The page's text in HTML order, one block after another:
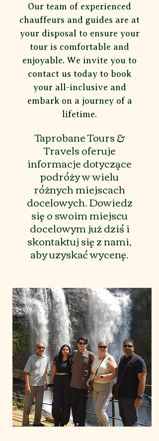
Our team of experienced
chauffeurs and guides are at
your disposal to ensure your
tour is comfortable and
enjoyable. We invite you to
contact us today to book
your all-inclusive and
embark on a journey of a
lifetime.
Taprobane Tours &
Travels oferuje
informacje dotyczące
podróży w wielu
różnych miejscach
docelowych. Dowiedz
się o swoim miejscu
docelowym już dziś i
skontaktuj się z nami,
aby uzyskać wycenę.